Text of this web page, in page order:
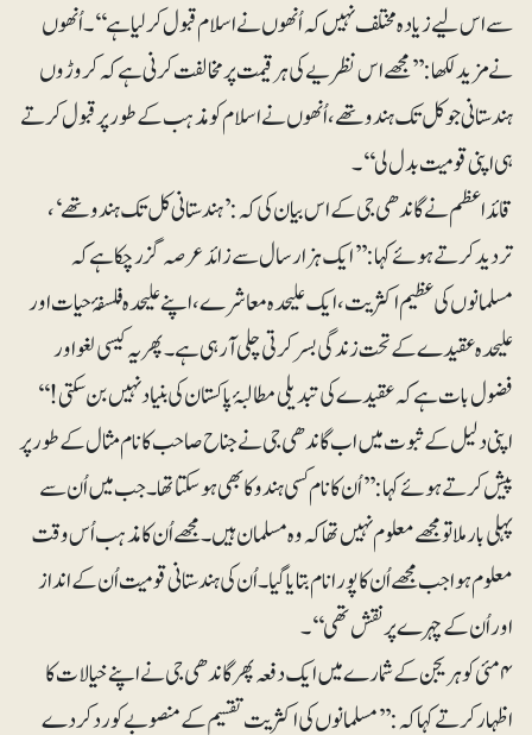
سے اس لیے زیادہ مختلف نہیں کہ اُنھوں نے اسلام قبول کرلیا ہے‘‘۔اُنھوں
نے مزید لکھا: ’’مجھے اس نظریے کی ہرقیمت پر مخالفت کرنی ہے کہ کروڑوں
ہندستانی جو کل تک ہندو تھے، اُنھوں نے اسلام کو مذہب کے طور پر قبول کرتے
ہی اپنی قومیت بدل لی‘‘۔
قائداعظم نے گاندھی جی کے اس بیان کی کہ: ’ہندستانی کل تک ہندو تھے‘،
تردید کرتے ہوئے کہا: ’’ایک ہزار سال سے زائد عرصہ گزر چکا ہے کہ
مسلمانوں کی عظیم اکثریت، ایک علیحدہ معاشرے، اپنے علیحدہ فلسفۂ حیات اور
علیحدہ عقیدے کے تحت زندگی بسر کرتی چلی آرہی ہے۔ پھر یہ کیسی لغو اور
فضول بات ہے کہ عقیدے کی تبدیلی مطالبۂ پاکستان کی بنیاد نہیں بن سکتی!‘‘
اپنی دلیل کے ثبوت میں اب گاندھی جی نے جناح صاحب کا نام مثال کے طور پر
پیش کرتے ہوئے کہا:’’اُن کا نام کسی ہندو کا بھی ہوسکتا تھا۔جب میں اُن سے
پہلی بار ملا تو مجھے معلوم نہیں تھا کہ وہ مسلمان ہیں۔ مجھے اُن کا مذہب اُس وقت
معلوم ہوا جب مجھے اُن کا پورا نام بتایا گیا۔ اُن کی ہندستانی قومیت اُن کے انداز
اور اُن کے چہرے پر نقش تھی‘‘۔
۴مئی کو ہریجن کے شمارے میں ایک دفعہ پھر گاندھی جی نے اپنے خیالات کا
اظہار کرتے کہا کہ: ’’مسلمانوں کی اکثریت تقسیم کے منصوبے کو رد کردے